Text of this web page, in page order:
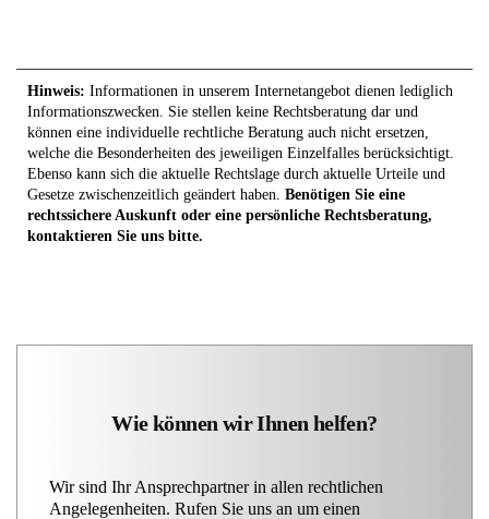
Hinweis: Informationen in unserem Internetangebot dienen lediglich
Informationszwecken. Sie stellen keine Rechtsberatung dar und
können eine individuelle rechtliche Beratung auch nicht ersetzen,
welche die Besonderheiten des jeweiligen Einzelfalles berücksichtigt.
Ebenso kann sich die aktuelle Rechtslage durch aktuelle Urteile und
Gesetze zwischenzeitlich geändert haben. Benötigen Sie eine
rechtssichere Auskunft oder eine persönliche Rechtsberatung,
kontaktieren Sie uns bitte.
Wie können wir Ihnen helfen?
Wir sind Ihr Ansprechpartner in allen rechtlichen
Angelegenheiten. Rufen Sie uns an um einen